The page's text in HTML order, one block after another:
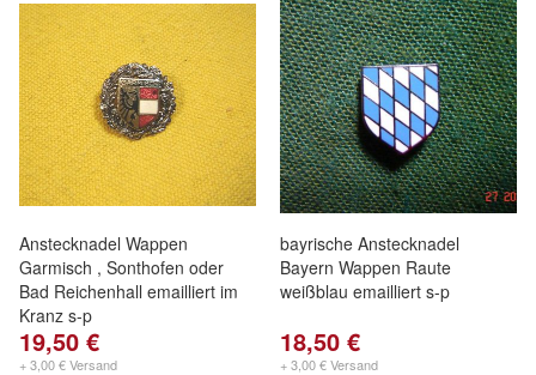
Anstecknadel Wappen
Garmisch , Sonthofen oder
Bad Reichenhall emailliert im
Kranz s-p
19,50 €
+ 3,00 € Versand
bayrische Anstecknadel
Bayern Wappen Raute
weißblau emailliert s-p
18,50 €
+ 3,00 € Versand